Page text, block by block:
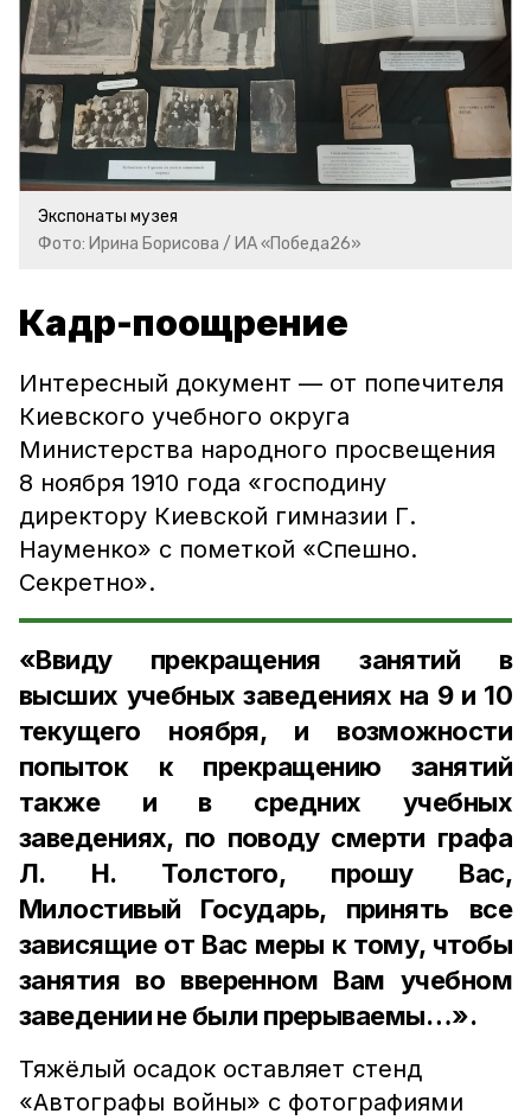
Экспонаты музея
Фото: Ирина Борисова / ИА «Победа26»
Кадр-поощрение
Интересный документ — от попечителя
Киевского учебного округа
Министерства народного просвещения
8 ноября 1910 года «господину
директору Киевской гимназии Г.
Науменко» с пометкой «Спешно.
Секретно».
«Ввиду прекращения занятий в
высших учебных заведениях на 9 и 10
текущего ноября, и возможности
попыток к прекращению занятий
также и в средних учебных
заведениях, по поводу смерти графа
Л. Н. Толстого, прошу Вас,
Милостивый Государь, принять все
зависящие от Вас меры к тому, чтобы
занятия во вверенном Вам учебном
заведении не были прерываемы…».
Тяжёлый осадок оставляет стенд
«Автографы войны» с фотографиями